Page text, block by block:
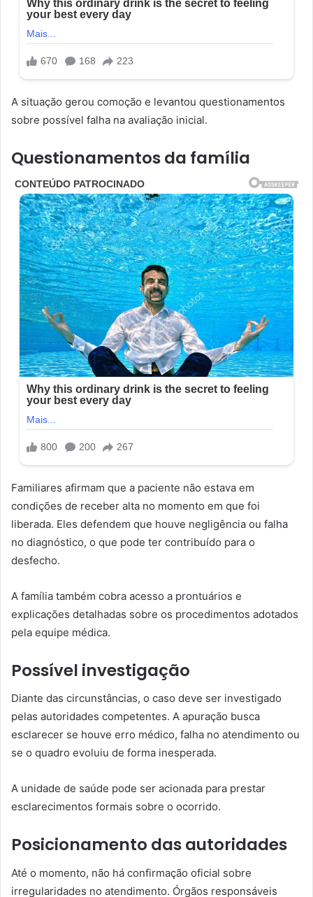
A situação gerou comoção e levantou questionamentos
sobre possível falha na avaliação inicial.
Questionamentos da família
Familiares afirmam que a paciente não estava em
condições de receber alta no momento em que foi
liberada. Eles defendem que houve negligência ou falha
no diagnóstico, o que pode ter contribuído para o
desfecho.
A família também cobra acesso a prontuários e
explicações detalhadas sobre os procedimentos adotados
pela equipe médica.
Possível investigação
Diante das circunstâncias, o caso deve ser investigado
pelas autoridades competentes. A apuração busca
esclarecer se houve erro médico, falha no atendimento ou
se o quadro evoluiu de forma inesperada.
A unidade de saúde pode ser acionada para prestar
esclarecimentos formais sobre o ocorrido.
Posicionamento das autoridades
Até o momento, não há confirmação oficial sobre
irregularidades no atendimento. Órgãos responsáveis